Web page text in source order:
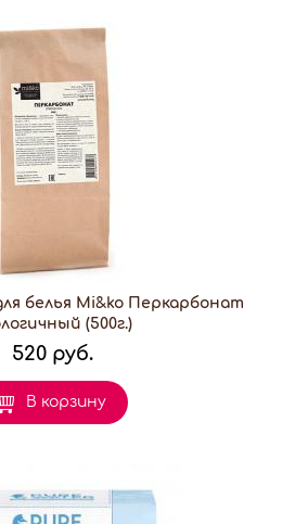
белья Mi&ko Перкарбонат
(500г.)
520 руб.
В корзину